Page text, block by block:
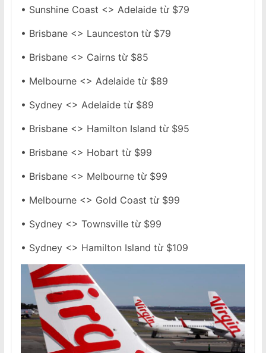
• Sunshine Coast <> Adelaide từ $79
• Brisbane <> Launceston từ $79
• Brisbane <> Cairns từ $85
• Melbourne <> Adelaide từ $89
• Sydney <> Adelaide từ $89
• Brisbane <> Hamilton Island từ $95
• Brisbane <> Hobart từ $99
• Brisbane <> Melbourne từ $99
• Melbourne <> Gold Coast từ $99
• Sydney <> Townsville từ $99
• Sydney <> Hamilton Island từ $109